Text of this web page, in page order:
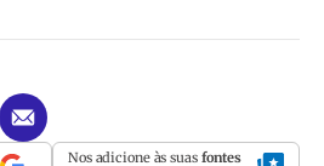
Nos adicione às suas fontes